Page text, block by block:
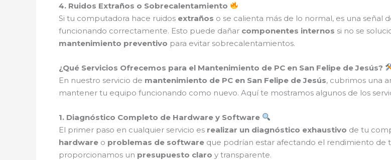
4. Ruidos Extraños o Sobrecalentamiento
Si tu computadora hace ruidos extraños o se calienta más de lo normal, es una señal
funcionando correctamente. Esto puede dañar componentes internos si no se
mantenimiento preventivo para evitar sobrecalentamientos.
¿Qué Servicios Ofrecemos para el Mantenimiento de PC en San Felipe de Jesús?
En nuestro servicio de mantenimiento de PC en San Felipe de Jesús, cubrimos una
mantener tu equipo funcionando como nuevo. Aquí te mostramos algunos de los
1. Diagnóstico Completo de Hardware y Software
El primer paso en cualquier servicio es realizar un diagnóstico exhaustivo de tu
hardware o problemas de software que podrían estar afectando el rendimiento de
proporcionamos un presupuesto claro y transparente.